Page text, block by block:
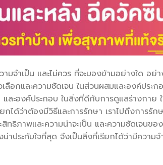
มจำเป็น และไม่ควร ที่จะมองข้ามอย่างใด อย่
อกและความชัดเจน ในส่วนผสมและองค์ประก
ละองค์ประกอบ ในสิ่งที่ดีกับการดูแลร่างกาย
ได้ว่าต้องมีวิธีและการรักษา เราไปถึงการรัก
ธิภาพและความน่าจะเป็น และความชัดเจนข
ระทับใจที่สุด จึงเป็นสิ่งที่เรียกได้ว่ามีความจ